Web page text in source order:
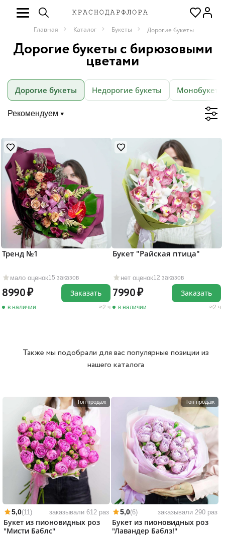
Главная Каталог Букеты Дорогие букеты
Дорогие букеты с бирюзовыми
цветами
Дорогие букеты Недорогие букеты Монобукеты
Рекомендуем
мало оценок15 заказов
Тренд №1
8990
в наличии 2 ч
Заказать
нет оценок12 заказов
Букет "Райская птица"
7990
в наличии 2 ч
Заказать
Также мы подобрали для вас популярные позиции из
нашего каталога
Топ продаж
5,0(11) заказывали 612 раз
Букет из пионовидных роз
"Мисти Баблс"
Топ продаж
5,0(6) заказывали 290 раз
Букет из пионовидных роз
"Лавандер Баблз!"